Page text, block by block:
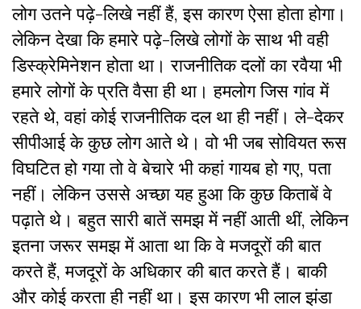
लोग उतने पढ़े-लिखे नहीं हैं, इस कारण ऐसा होता होगा।
लेकिन देखा कि हमारे पढ़े-लिखे लोगों के साथ भी वही
डिस्क्रेमिनेशन होता था। राजनीतिक दलों का रवैया भी
हमारे लोगों के प्रति वैसा ही था। हमलोग जिस गांव में
रहते थे, वहां कोई राजनीतिक दल था ही नहीं। ले-देकर
सीपीआई के कुछ लोग आते थे। वो भी जब सोवियत रूस
विघटित हो गया तो वे बेचारे भी कहां गायब हो गए, पता
नहीं। लेकिन उससे अच्छा यह हुआ कि कुछ किताबें वे
पढ़ाते थे। बहुत सारी बातें समझ में नहीं आती थीं, लेकिन
इतना जरूर समझ में आता था कि वे मजदूरों की बात
करते हैं, मजदूरों के अधिकार की बात करते हैं। बाकी
और कोई करता ही नहीं था। इस कारण भी लाल झंडा